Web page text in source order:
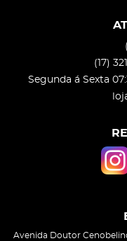
(17)
Segunda á Sexta
Avenida Doutor